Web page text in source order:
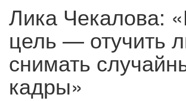
Лика Чекалова:
цель — отучить
снимать
кадры»